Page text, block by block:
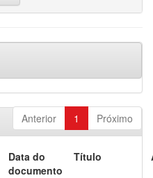
Anterior 1 Próximo
Data do
documento
Título